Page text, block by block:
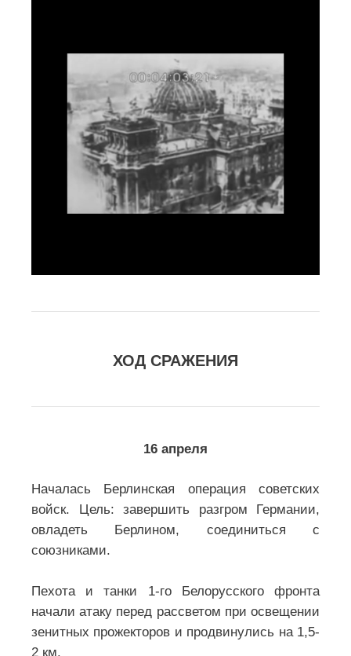
ХОД СРАЖЕНИЯ
16 апреля
Началась Берлинская операция советских
войск. Цель: завершить разгром Германии,
овладеть Берлином, соединиться с
союзниками.
Пехота и танки 1-го Белорусского фронта
начали атаку перед рассветом при освещении
зенитных прожекторов и продвинулись на 1,5-
2 км.